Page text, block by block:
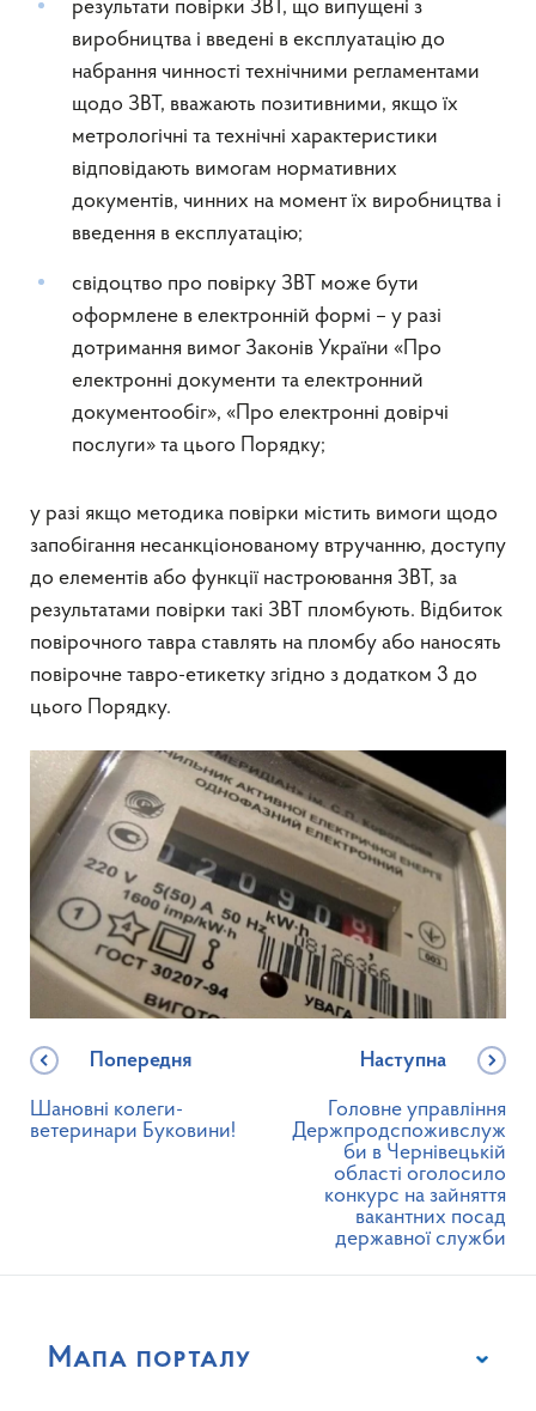
результати повірки ЗВТ, що випущені з
виробництва і введені в експлуатацію до
набрання чинності технічними регламентами
щодо ЗВТ, вважають позитивними, якщо їх
метрологічні та технічні характеристики
відповідають вимогам нормативних
документів, чинних на момент їх виробництва і
введення в експлуатацію;
свідоцтво про повірку ЗВТ може бути
оформлене в електронній формі – у разі
дотримання вимог Законів України «Про
електронні документи та електронний
документообіг», «Про електронні довірчі
послуги» та цього Порядку;
у разі якщо методика повірки містить вимоги щодо
запобігання несанкціонованому втручанню, доступу
до елементів або функції настроювання ЗВТ, за
результатами повірки такі ЗВТ пломбують. Відбиток
повірочного тавра ставлять на пломбу або наносять
повірочне тавро-етикетку згідно з додатком 3 до
цього Порядку.
Попередня
Шановні колеги-
ветеринари Буковини!
Наступна
Головне управління
Держпродспоживслуж
би в Чернівецькій
області оголосило
конкурс на зайняття
вакантних посад
державної служби
Мапа порталу